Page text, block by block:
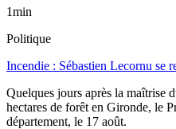
1min
Politique
Incendie : Sébastien Lecornu se
Quelques jours après la maîtrise
hectares de forêt en Gironde, le
département, le 17 août.